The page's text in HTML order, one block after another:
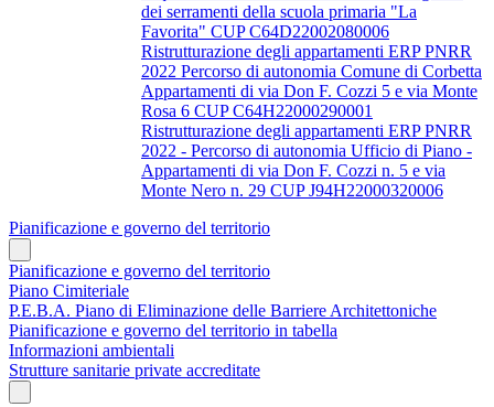
dei serramenti della scuola primaria "La
Favorita" CUP C64D22002080006
Ristrutturazione degli appartamenti ERP PNRR
2022 Percorso di autonomia Comune di Corbetta
Appartamenti di via Don F. Cozzi 5 e via Monte
Rosa 6 CUP C64H22000290001
Ristrutturazione degli appartamenti ERP PNRR
2022 - Percorso di autonomia Ufficio di Piano -
Appartamenti di via Don F. Cozzi n. 5 e via
Monte Nero n. 29 CUP J94H22000320006
Pianificazione e governo del territorio
Pianificazione e governo del territorio
Piano Cimiteriale
P.E.B.A. Piano di Eliminazione delle Barriere Architettoniche
Pianificazione e governo del territorio in tabella
Informazioni ambientali
Strutture sanitarie private accreditate